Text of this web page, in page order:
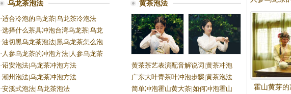
乌龙茶泡法
·适合冷泡的乌龙茶|乌龙茶冷泡法
·选择什么茶具冲泡台湾乌龙茶|乌龙
·油切黑乌龙茶泡法|黑乌龙茶怎么泡
· 人参乌龙茶的冲泡方法|人参乌龙茶
·诏安泡法|乌龙茶冲泡方法
·潮州泡法|乌龙茶冲泡方法
·安溪式泡法|乌龙茶泡法
黄茶泡法
黄茶茶艺表演配音解说词|黄茶冲泡
广东大叶青茶叶冲泡步骤|黄茶泡法
简单冲泡霍山黄大茶|如何冲泡霍山
霍山黄芽